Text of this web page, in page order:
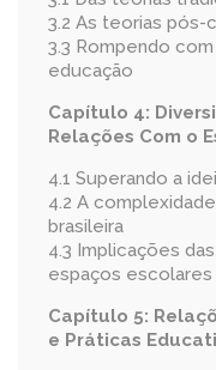
3.2 As teorias pós-
3.3 Rompendo
educação
Capítulo 4:
Relações Com o
4.1 Superando a
4.2 A
brasileira
4.3 Implicações
espaços
Capítulo 5:
e Práticas